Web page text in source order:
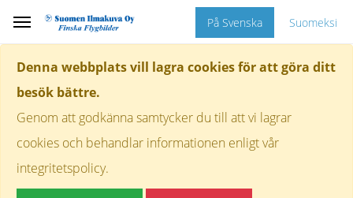
Denna webbplats vill lagra cookies för att göra ditt
besök bättre.
Genom att godkänna samtycker du till att vi lagrar
cookies och behandlar informationen enligt vår
integritetspolicy.
På Svenska Suomeksi